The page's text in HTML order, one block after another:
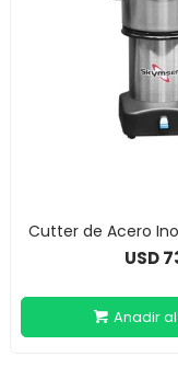
Cutter de Acero
USD